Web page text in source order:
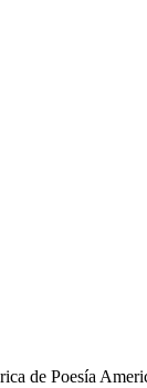
de Poesía